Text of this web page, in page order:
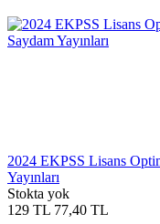
2024 EKPSS Lisans
Yayınları
Stokta yok
129 TL 77,40 TL